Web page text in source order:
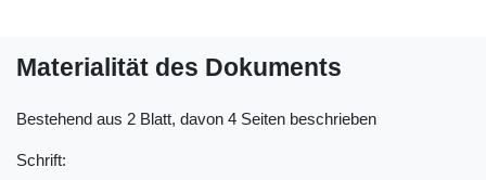
Materialität des Dokuments
Bestehend aus 2 Blatt, davon 4 Seiten beschrieben
Schrift: